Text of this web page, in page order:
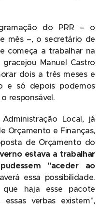
do PRR – o
mês –, o secretário de
começa a trabalhar na
Manuel Castro
dois a três meses e
e só depois podemos
responsável.
Local, já
Orçamento e Finanças,
de Orçamento do
estava a trabalhar
"aceder ao
essa possibilidade.
haja esse pacote
verbas existem",